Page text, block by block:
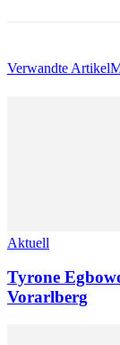
Verwandte Artikel
Aktuell
Tyrone
Vorarlberg